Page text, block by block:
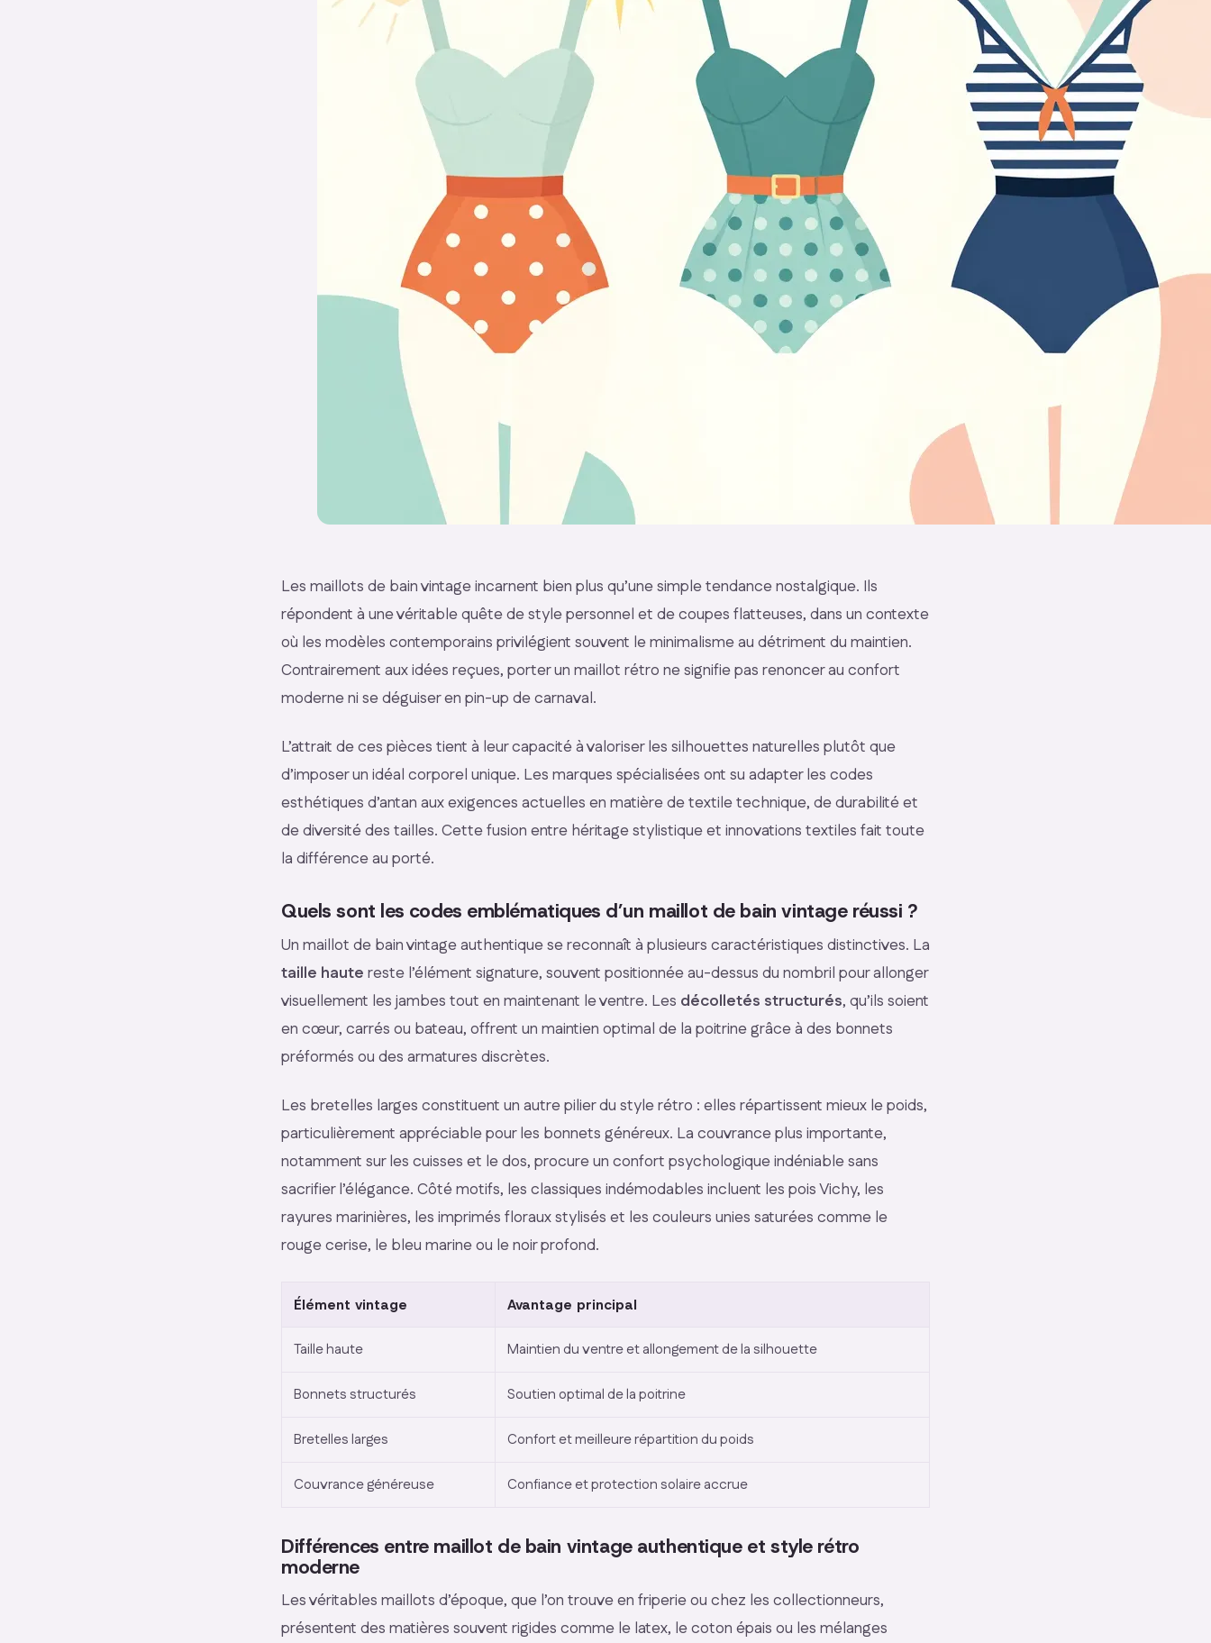
Les maillots de bain vintage incarnent bien plus qu’une simple tendance nostalgique. Ils
répondent à une véritable quête de style personnel et de coupes flatteuses, dans un contexte
où les modèles contemporains privilégient souvent le minimalisme au détriment du maintien.
Contrairement aux idées reçues, porter un maillot rétro ne signifie pas renoncer au confort
moderne ni se déguiser en pin-up de carnaval.
L’attrait de ces pièces tient à leur capacité à valoriser les silhouettes naturelles plutôt que
d’imposer un idéal corporel unique. Les marques spécialisées ont su adapter les codes
esthétiques d’antan aux exigences actuelles en matière de textile technique, de durabilité et
de diversité des tailles. Cette fusion entre héritage stylistique et innovations textiles fait toute
la différence au porté.
Quels sont les codes emblématiques d’un maillot de bain vintage réussi ?
Un maillot de bain vintage authentique se reconnaît à plusieurs caractéristiques distinctives. La
taille haute reste l’élément signature, souvent positionnée au-dessus du nombril pour allonger
visuellement les jambes tout en maintenant le ventre. Les décolletés structurés, qu’ils soient
en cœur, carrés ou bateau, offrent un maintien optimal de la poitrine grâce à des bonnets
préformés ou des armatures discrètes.
Les bretelles larges constituent un autre pilier du style rétro : elles répartissent mieux le poids,
particulièrement appréciable pour les bonnets généreux. La couvrance plus importante,
notamment sur les cuisses et le dos, procure un confort psychologique indéniable sans
sacrifier l’élégance. Côté motifs, les classiques indémodables incluent les pois Vichy, les
rayures marinières, les imprimés floraux stylisés et les couleurs unies saturées comme le
rouge cerise, le bleu marine ou le noir profond.
Élément vintage Avantage principal
Taille haute Maintien du ventre et allongement de la silhouette
Bonnets structurés Soutien optimal de la poitrine
Bretelles larges Confort et meilleure répartition du poids
Couvrance généreuse Confiance et protection solaire accrue
Différences entre maillot de bain vintage authentique et style rétro
moderne
Les véritables maillots d’époque, que l’on trouve en friperie ou chez les collectionneurs,
présentent des matières souvent rigides comme le latex, le coton épais ou les mélanges